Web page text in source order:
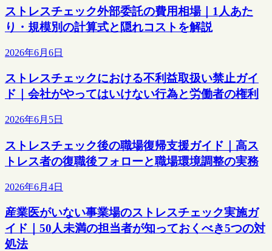
ストレスチェック外部委託の費用相場｜1人あた
り・規模別の計算式と隠れコストを解説
2026年6月6日
ストレスチェックにおける不利益取扱い禁止ガイ
ド｜会社がやってはいけない行為と労働者の権利
2026年6月5日
ストレスチェック後の職場復帰支援ガイド｜高ス
トレス者の復職後フォローと職場環境調整の実務
2026年6月4日
産業医がいない事業場のストレスチェック実施ガ
イド｜50人未満の担当者が知っておくべき5つの対
処法